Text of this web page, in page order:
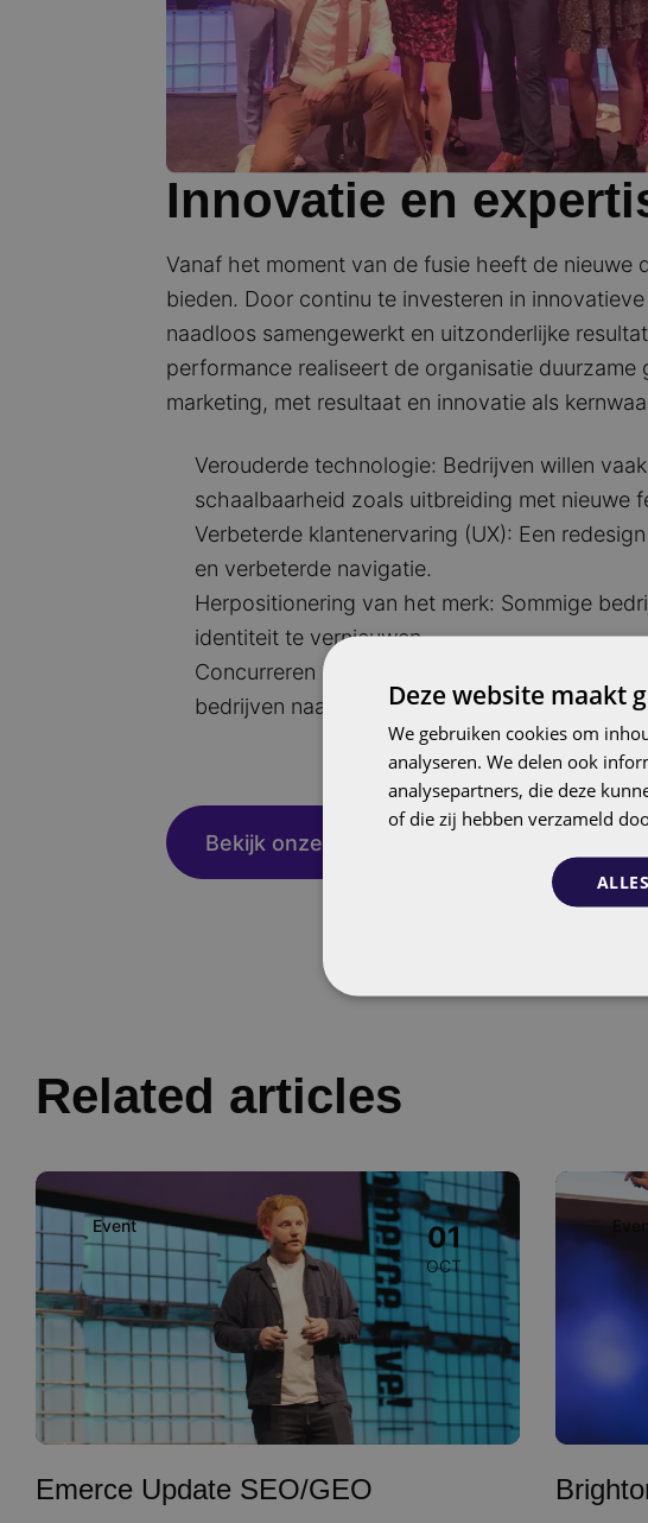
Innovatie en
Vanaf het moment van de fusie heeft de
bieden. Door continu te investeren in
naadloos samengewerkt en uitzonderlijke
performance realiseert de organisatie
marketing, met resultaat en innovatie als
Verouderde technologie: Bedrijven willen
schaalbaarheid zoals uitbreiding met nieuwe
Verbeterde klantenervaring (UX): Een
en verbeterde navigatie.
Herpositionering van het merk: Sommige
identiteit te vernieuwen.
Concurreren in een veranderende markt:
bedrijven naar herontwerp om relevant te
Bekijk onze case
Related articles
Event 01
OCT
Image
Emerce Update SEO/GEO
Image
Deze website maakt
We gebruiken cookies om
analyseren. We delen ook
analysepartners, die deze
of die zij hebben verzameld